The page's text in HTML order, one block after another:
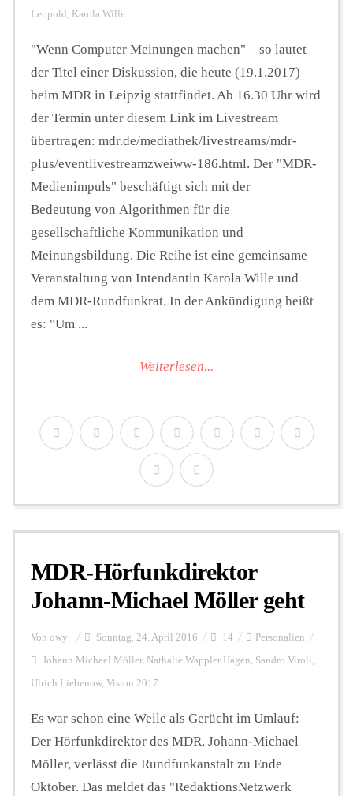
Leopold, Karola Wille
"Wenn Computer Meinungen machen" – so lautet
der Titel einer Diskussion, die heute (19.1.2017)
beim MDR in Leipzig stattfindet. Ab 16.30 Uhr wird
der Termin unter diesem Link im Livestream
übertragen: mdr.de/mediathek/livestreams/mdr-
plus/eventlivestreamzweiww-186.html. Der "MDR-
Medienimpuls" beschäftigt sich mit der
Bedeutung von Algorithmen für die
gesellschaftliche Kommunikation und
Meinungsbildung. Die Reihe ist eine gemeinsame
Veranstaltung von Intendantin Karola Wille und
dem MDR-Rundfunkrat. In der Ankündigung heißt
es: "Um ...
Weiterlesen...
MDR-Hörfunkdirektor
Johann-Michael Möller geht
Von owy Sonntag, 24. April 2016 14 Personalien
Johann Michael Möller, Nathalie Wappler Hagen, Sandro Viroli,
Ulrich Liebenow, Vision 2017
Es war schon eine Weile als Gerücht im Umlauf:
Der Hörfunkdirektor des MDR, Johann-Michael
Möller, verlässt die Rundfunkanstalt zu Ende
Oktober. Das meldet das "RedaktionsNetzwerk